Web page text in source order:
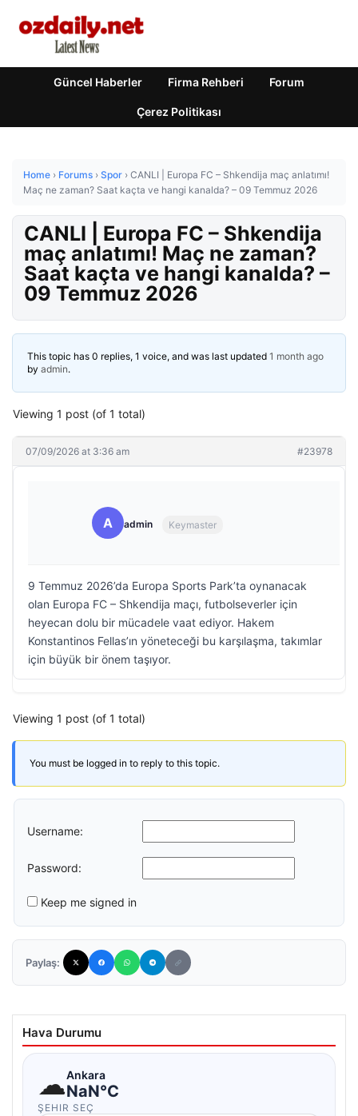
Güncel Haberler Firma Rehberi Forum
Çerez Politikası
Home › Forums › Spor › CANLI | Europa FC – Shkendija maç anlatımı!
Maç ne zaman? Saat kaçta ve hangi kanalda? – 09 Temmuz 2026
CANLI | Europa FC – Shkendija
maç anlatımı! Maç ne zaman?
Saat kaçta ve hangi kanalda? –
09 Temmuz 2026
This topic has 0 replies, 1 voice, and was last updated 1 month ago
by admin.
Viewing 1 post (of 1 total)
07/09/2026 at 3:36 am #23978
A admin Keymaster
9 Temmuz 2026’da Europa Sports Park’ta oynanacak
olan Europa FC – Shkendija maçı, futbolseverler için
heyecan dolu bir mücadele vaat ediyor. Hakem
Konstantinos Fellas’ın yöneteceği bu karşılaşma, takımlar
için büyük bir önem taşıyor.
Viewing 1 post (of 1 total)
You must be logged in to reply to this topic.
Username:
Password:
Keep me signed in
Paylaş:
Hava Durumu
☁Ankara
NaN°C
ŞEHIR SEÇ